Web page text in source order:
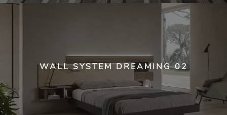
WALL SYSTEM DREAMING 02